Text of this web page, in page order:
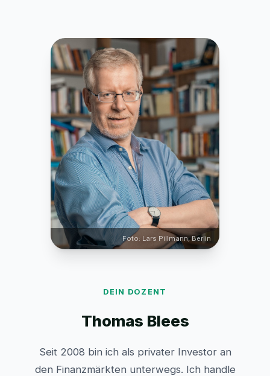
Foto: Lars Pillmann, Berlin
DEIN DOZENT
Thomas Blees
Seit 2008 bin ich als privater Investor an
den Finanzmärkten unterwegs. Ich handle